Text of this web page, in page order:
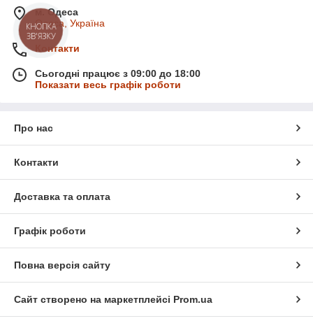
м. Одеса
Одеса, Україна
Контакти
Сьогодні працює з 09:00 до 18:00
Показати весь графік роботи
Про нас
Контакти
Доставка та оплата
Графік роботи
Повна версія сайту
Сайт створено на маркетплейсі Prom.ua
КНОПКА
ЗВ'ЯЗКУ